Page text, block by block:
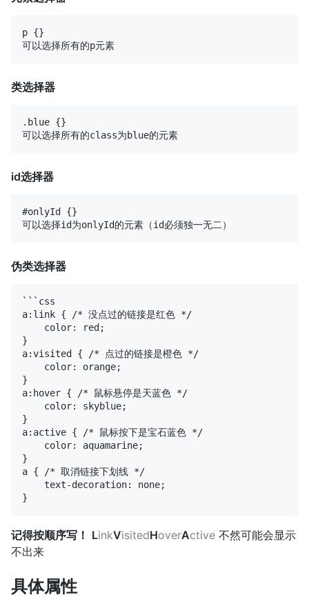
p {}
类选择器
.blue {}
id选择器
#onlyId {}
伪类选择器
```css
a:link { /* 没点过的链接是红色 */
    color: red;
}
a:visited { /* 点过的链接是橙色 */
    color: orange;
}
a:hover { /* 鼠标悬停是天蓝色 */
    color: skyblue;
}
a:active { /* 鼠标按下是宝石蓝色 */
    color: aquamarine;
}
a { /* 取消链接下划线 */
    text-decoration: none;
记得按顺序写！ LinkVisitedHoverActive 不然可能会显示
不出来
具体属性